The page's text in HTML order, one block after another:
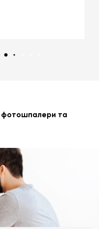
фотошпалери та